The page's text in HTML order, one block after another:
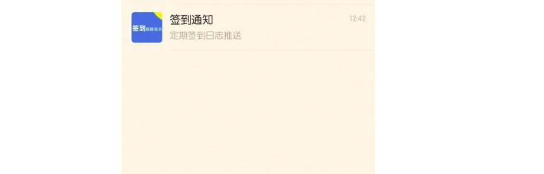
include './access_token.php';
// 判断是否过期
if (time() > $access_token['expires']){